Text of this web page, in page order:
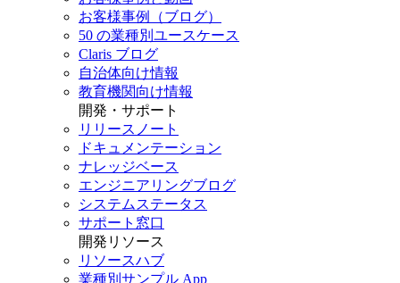
お客様事例（ブログ）
50 の業種別ユースケース
Claris ブログ
自治体向け情報
教育機関向け情報
開発・サポート
リリースノート
ドキュメンテーション
ナレッジベース
エンジニアリングブログ
システムステータス
サポート窓口
開発リソース
リソースハブ
業種別サンプル App